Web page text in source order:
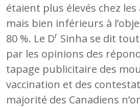
étaient plus élevés chez les
mais bien inférieurs à
80 %. Le Dr Sinha se dit
par les opinions des
tapage publicitaire des
vaccination et des
majorité des Canadiens